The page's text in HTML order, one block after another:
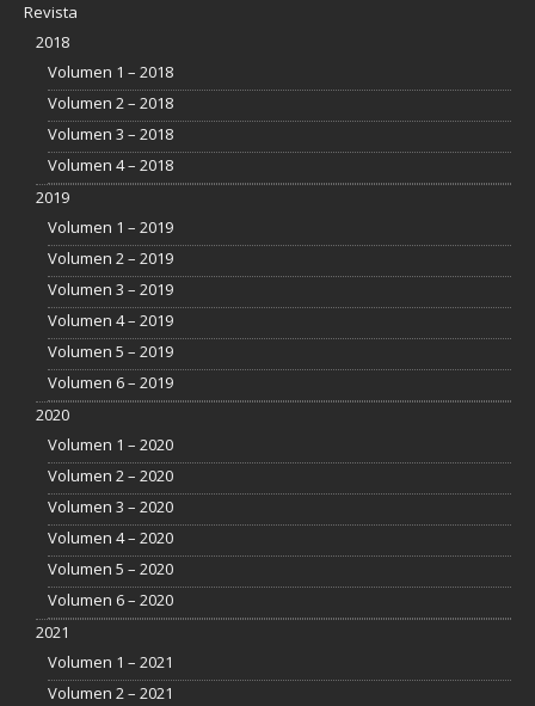
Revista
2018
Volumen 1 – 2018
Volumen 2 – 2018
Volumen 3 – 2018
Volumen 4 – 2018
2019
Volumen 1 – 2019
Volumen 2 – 2019
Volumen 3 – 2019
Volumen 4 – 2019
Volumen 5 – 2019
Volumen 6 – 2019
2020
Volumen 1 – 2020
Volumen 2 – 2020
Volumen 3 – 2020
Volumen 4 – 2020
Volumen 5 – 2020
Volumen 6 – 2020
2021
Volumen 1 – 2021
Volumen 2 – 2021